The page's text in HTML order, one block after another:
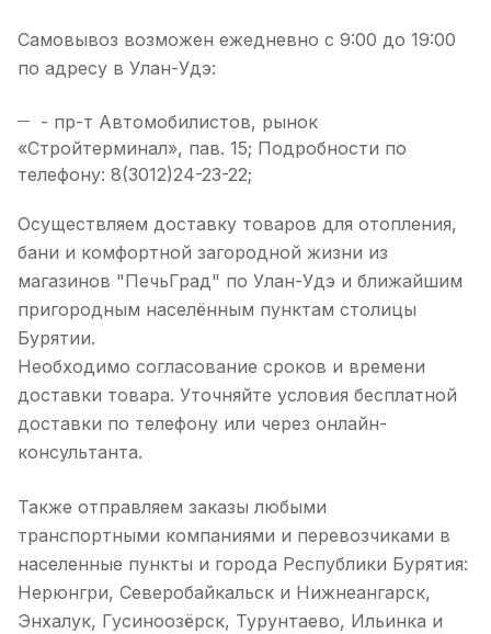
Самовывоз возможен ежедневно с 9:00 до 19:00
по адресу в Улан-Удэ:
- пр-т Автомобилистов, рынок
«Стройтерминал», пав. 15; Подробности по
телефону: 8(3012)24-23-22;
Осуществляем доставку товаров для отопления,
бани и комфортной загородной жизни из
магазинов "ПечьГрад" по Улан-Удэ и ближайшим
пригородным населённым пунктам столицы
Бурятии.
Необходимо согласование сроков и времени
доставки товара. Уточняйте условия бесплатной
доставки по телефону или через онлайн-
консультанта.
Также отправляем заказы любыми
транспортными компаниями и перевозчиками в
населенные пункты и города Республики Бурятия:
Нерюнгри, Северобайкальск и Нижнеангарск,
Энхалук, Гусиноозёрск, Турунтаево, Ильинка и